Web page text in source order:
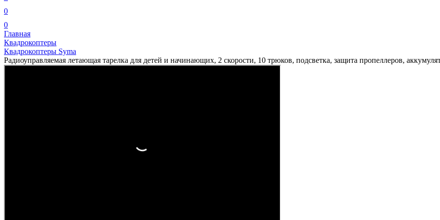
0
0
Главная
Квадрокоптеры
Квадрокоптеры Syma
Радиоуправляемая летающая тарелка для детей и начинающих, 2 скорости, 10 трюков, подсветка, защита пропеллеров,